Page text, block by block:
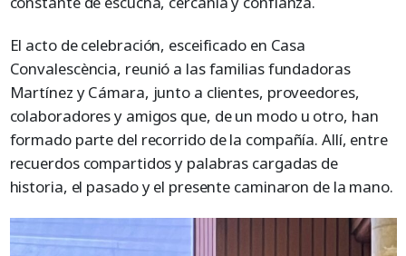
El acto de celebración, esceificado en Casa
Convalescència, reunió a las familias fundadoras
Martínez y Cámara, junto a clientes, proveedores,
colaboradores y amigos que, de un modo u otro, han
formado parte del recorrido de la compañía. Allí, entre
recuerdos compartidos y palabras cargadas de
historia, el pasado y el presente caminaron de la mano.